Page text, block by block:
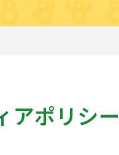
アポリシ